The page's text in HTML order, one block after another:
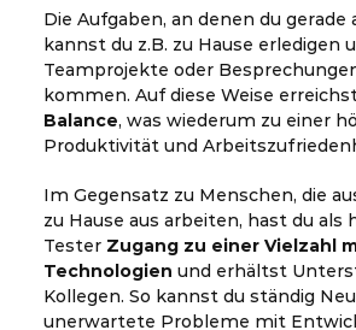
Die Aufgaben, an denen du
kannst du z.B. zu Hause erledigen
Teamprojekte oder
kommen. Auf diese Weise
Balance, was wiederum zu einer
Produktivität und
Im Gegensatz zu Menschen, die
zu Hause aus arbeiten, hast du als
Tester Zugang zu einer Vielzahl
Technologien und erhältst
Kollegen. So kannst du ständig
unerwartete Probleme mit